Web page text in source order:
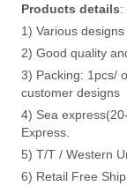
Products details:
1) Various
2) Good quality
3) Packing: 1pcs/
customer designs
4) Sea
Express.
5) T/T / Western
6) Retail Free